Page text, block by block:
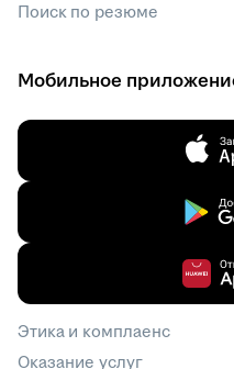
Поиск по резюме
Мобильное
Этика и комплаенс
Оказание услуг